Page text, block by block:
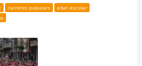
carreres populars
edat escolar